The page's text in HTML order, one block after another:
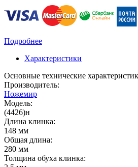
Подробнее
Характеристики
Основные технические
Производитель:
Ножемир
Модель:
(4426)н
Длина клинка:
148 мм
Общая длина:
280 мм
Толщина обуха клинка: